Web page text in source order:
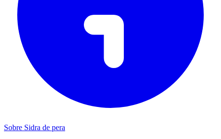
Sobre Sidra de pera